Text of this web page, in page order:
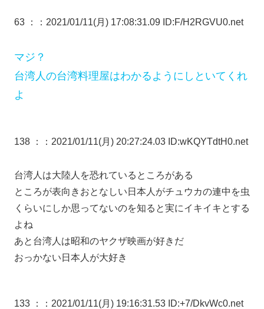
63 ： ：2021/01/11(月) 17:08:31.09 ID:F/H2RGVU0.net
マジ？
台湾人の台湾料理屋はわかるようにしといてくれ
よ
138 ： ：2021/01/11(月) 20:27:24.03 ID:wKQYTdtH0.net
台湾人は大陸人を恐れているところがある
ところが表向きおとなしい日本人がチュウカの連中を虫
くらいにしか思ってないのを知ると実にイキイキとする
よね
あと台湾人は昭和のヤクザ映画が好きだ
おっかない日本人が大好き
133 ： ：2021/01/11(月) 19:16:31.53 ID:+7/DkvWc0.net